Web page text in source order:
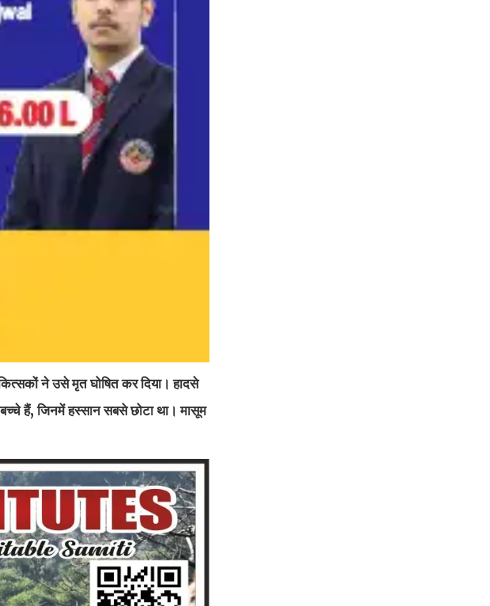
ने उसे मृत घोषित कर दिया। हादसे
बच्चे हैं, जिनमें हस्सान सबसे छोटा था। मासूम